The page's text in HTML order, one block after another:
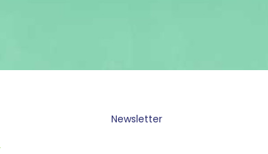
Newsletter